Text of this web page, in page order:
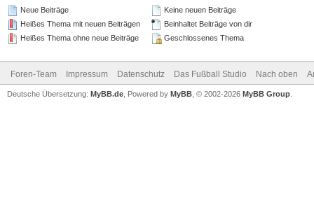
Neue Beiträge
Heißes Thema mit neuen Beiträgen
Heißes Thema ohne neue Beiträge
Keine neuen Beiträge
Beinhaltet Beiträge von dir
Geschlossenes Thema
Foren-Team Impressum Datenschutz Das Fußball Studio Nach oben
Deutsche Übersetzung: MyBB.de , Powered by MyBB , © 2002-2026 MyBB Group